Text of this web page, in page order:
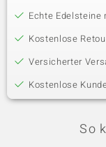
Echte
Kostenlose
Versicherter
Kostenlose
So